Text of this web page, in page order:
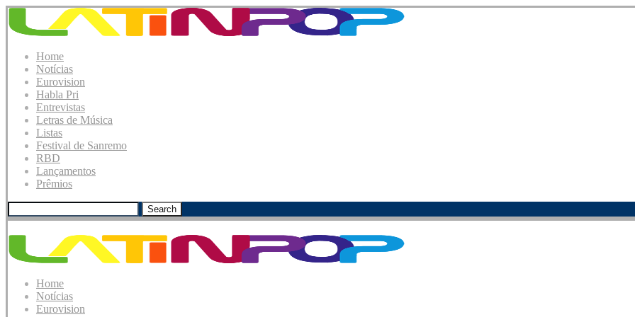
Home
Notícias
Eurovision
Habla Pri
Entrevistas
Letras de Música
Listas
Festival de Sanremo
RBD
Lançamentos
Prêmios
Search
Home
Notícias
Eurovision